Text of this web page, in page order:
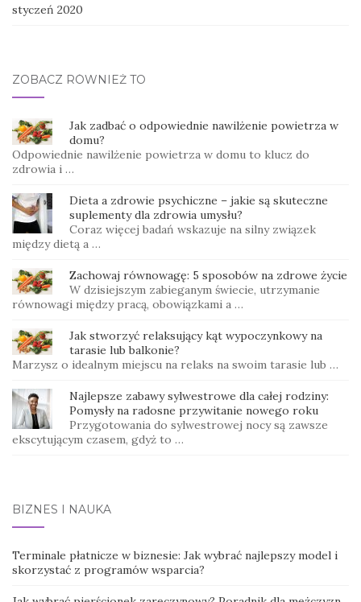
styczeń 2020
ZOBACZ RÓWNIEŻ TO
Jak zadbać o odpowiednie nawilżenie powietrza w
domu?
Odpowiednie nawilżenie powietrza w domu to klucz do
zdrowia i …
Dieta a zdrowie psychiczne – jakie są skuteczne
suplementy dla zdrowia umysłu?
Coraz więcej badań wskazuje na silny związek
między dietą a …
Zachowaj równowagę: 5 sposobów na zdrowe życie
W dzisiejszym zabieganym świecie, utrzymanie
równowagi między pracą, obowiązkami a …
Jak stworzyć relaksujący kąt wypoczynkowy na
tarasie lub balkonie?
Marzysz o idealnym miejscu na relaks na swoim tarasie lub …
Najlepsze zabawy sylwestrowe dla całej rodziny:
Pomysły na radosne przywitanie nowego roku
Przygotowania do sylwestrowej nocy są zawsze
ekscytującym czasem, gdyż to …
BIZNES I NAUKA
Terminale płatnicze w biznesie: Jak wybrać najlepszy model i
skorzystać z programów wsparcia?